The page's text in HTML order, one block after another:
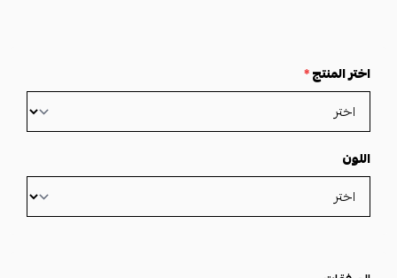
اختر المنتج*
اللون